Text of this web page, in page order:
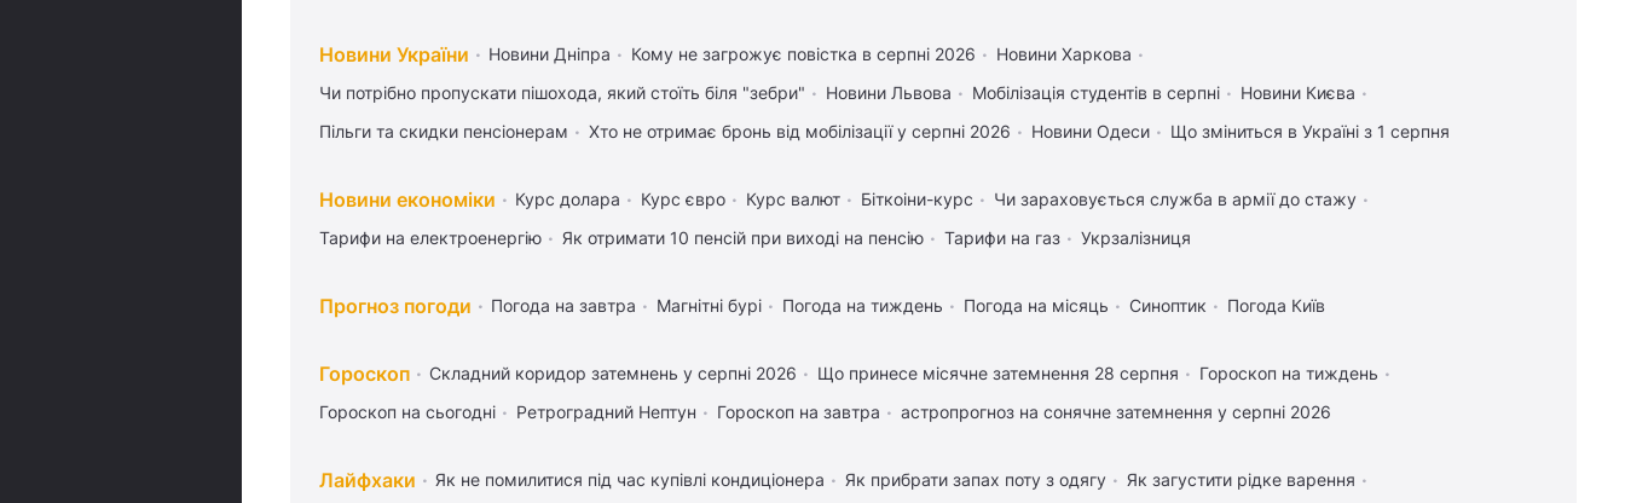
Новини України Новини Дніпра Кому не загрожує повістка в серпні 2026
Новини Харкова
Чи потрібно пропускати пішохода, який стоїть біля "зебри"
Новини Львова Мобілізація студентів в серпні
Новини Києва
Пільги та скидки пенсіонерам
Хто не отримає бронь від мобілізації у серпні 2026 Новини Одеси Що зміниться в Україні з 1 серпня
Новини економіки Курс долара Курс євро Курс валют Біткоіни-курс
Чи зараховується служба в армії до стажу
Тарифи на електроенергію
Як отримати 10 пенсій при виході на пенсію Тарифи на газ Укрзалізниця
Прогноз погоди Погода на завтра Магнітні бурі Погода на тиждень Погода на місяць Синоптик Погода Київ
Гороскоп Складний коридор затемнень у серпні 2026 Що принесе місячне затемнення 28 серпня
Гороскоп на тиждень
Гороскоп на сьогодні
Ретроградний Нептун Гороскоп на завтра астропрогноз на сонячне затемнення у серпні 2026
Лайфхаки Як не помилитися під час купівлі кондиціонера Як прибрати запах поту з одягу
Як загустити рідке варення